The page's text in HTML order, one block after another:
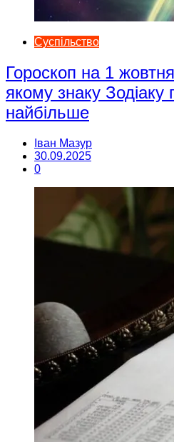
Суспільство
Гороскоп на 1
якому знаку Зодіаку
найбільше
Іван Мазур
30.09.2025
0